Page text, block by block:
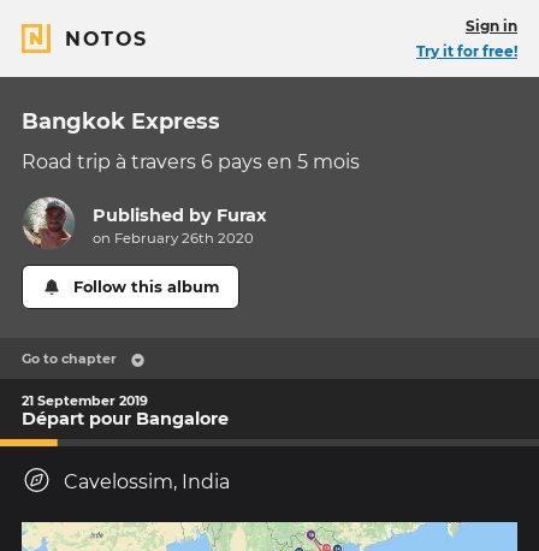
NOTOS
Sign in
Try it for free!
Bangkok Express
Road trip à travers 6 pays en 5 mois
Published by Furax
on February 26th 2020
Follow this album
Go to chapter
21 September 2019
Départ pour Bangalore
Cavelossim, India